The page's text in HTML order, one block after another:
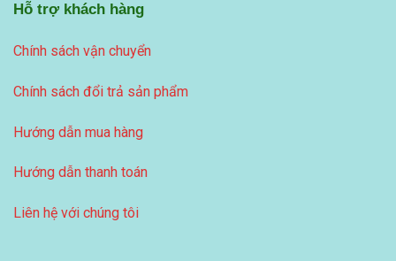
Hỗ trợ khách hàng
Chính sách vận chuyển
Chính sách đổi trả sản phẩm
Hướng dẫn mua hàng
Hướng dẫn thanh toán
Liên hệ với chúng tôi